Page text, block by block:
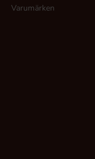
Varumärken